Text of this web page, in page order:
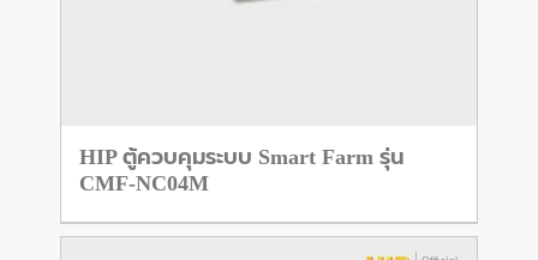
HIP ตู้ควบคุมระบบ Smart Farm รุ่น
CMF-NC04M